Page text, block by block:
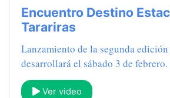
Encuentro Destino
Tarariras
Lanzamiento de la segunda
desarrollará el sábado 3 de febrero.
Ver video